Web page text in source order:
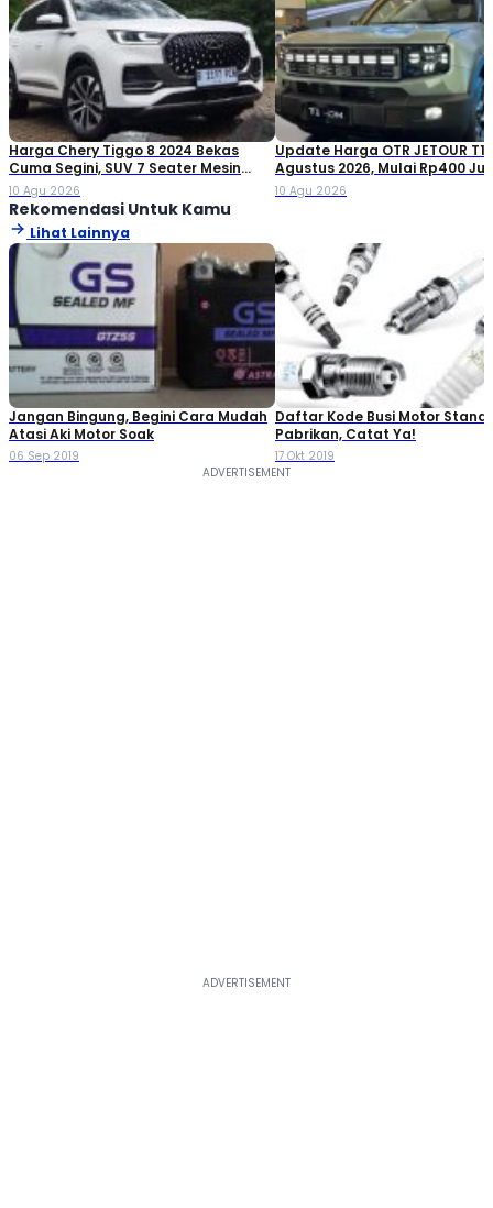
Harga Chery Tiggo 8 2024 Bekas
Cuma Segini, SUV 7 Seater Mesin
Turbo
10 Agu 2026
Update Harga OTR JETOUR T1
Agustus 2026, Mulai Rp400
10 Agu 2026
Rekomendasi Untuk Kamu
Lihat Lainnya
Jangan Bingung, Begini Cara Mudah
Atasi Aki Motor Soak
06 Sep 2019
Daftar Kode Busi Motor
Pabrikan, Catat Ya!
17 Okt 2019